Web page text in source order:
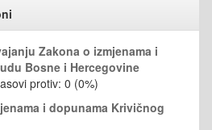
Zakona o izmjenama i
Bosne i Hercegovine
protiv: 0 (0%)
i dopunama Krivičnog